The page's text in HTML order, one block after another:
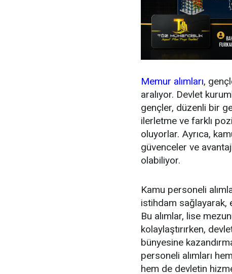
Memur alımları,
aralıyor. Devlet
gençler, düzenli bir
ilerletme ve farklı
oluyorlar. Ayrıca,
güvenceler ve
olabiliyor.
Kamu personeli
istihdam sağlayarak,
Bu alımlar, lise
kolaylaştırırken,
bünyesine
personeli alımları
hem de devletin